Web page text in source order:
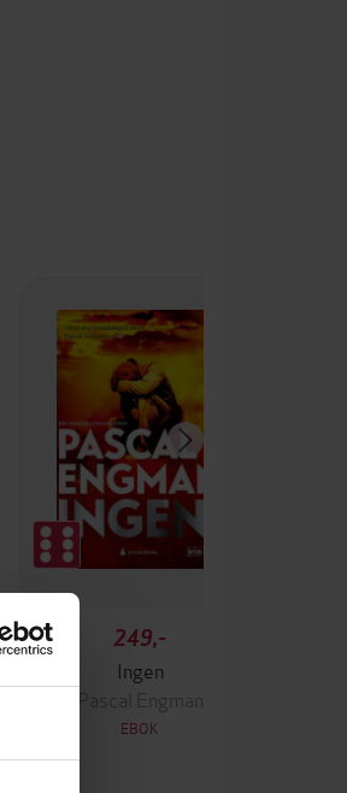
249,-
Ingen
Pascal Engman
EBOK